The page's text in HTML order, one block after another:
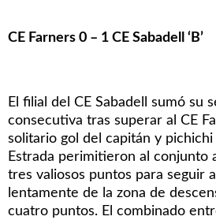
CE Farners 0 – 1 CE Sabadell ‘B’
El filial del CE Sabadell sumó su
consecutiva tras superar al CE
solitario gol del capitán y
Estrada perimitieron al conjunto
tres valiosos puntos para seguir
lentamente de la zona de
cuatro puntos. El combinado